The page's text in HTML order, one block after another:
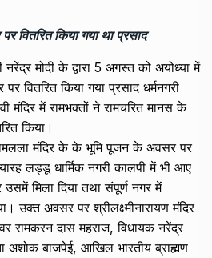
वितरित किया गया था प्रसाद
मोदी के द्वारा 5 अगस्त को अयोध्या में
वितरित किया गया प्रसाद धर्मनगरी
मंदिर में रामभक्तों ने रामचरित मानस के
किया।
मंदिर के के भूमि पूजन के अवसर पर
लड्डू धार्मिक नगरी कालपी में भी आए
मिला दिया तथा संपूर्ण नगर में
उक्त अवसर पर श्रीलक्ष्मीनारायण मंदिर
रामकरन दास महराज, विधायक नरेंद्र
अशोक बाजपेई, आखिल भारतीय ब्राह्मण